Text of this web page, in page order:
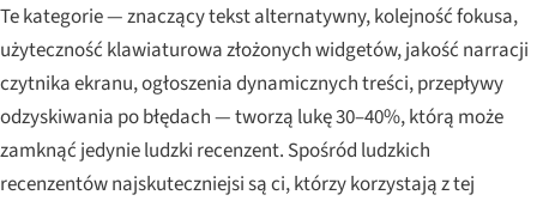
Te kategorie — znaczący tekst alternatywny, kolejność fokusa,
użyteczność klawiaturowa złożonych widgetów, jakość narracji
czytnika ekranu, ogłoszenia dynamicznych treści, przepływy
odzyskiwania po błędach — tworzą lukę 30–40%, którą może
zamknąć jedynie ludzki recenzent. Spośród ludzkich
recenzentów najskuteczniejsi są ci, którzy korzystają z tej